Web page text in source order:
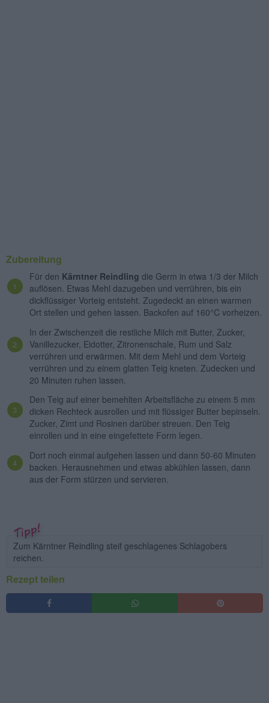
Zubereitung
Für den Kärntner Reindling die Germ in etwa 1/3 der Milch
auflösen. Etwas Mehl dazugeben und verrühren, bis ein
dickflüssiger Vorteig entsteht. Zugedeckt an einen warmen
Ort stellen und gehen lassen. Backofen auf 160°C vorheizen.
In der Zwischenzeit die restliche Milch mit Butter, Zucker,
Vanillezucker, Eidotter, Zitronenschale, Rum und Salz
verrühren und erwärmen. Mit dem Mehl und dem Vorteig
verrühren und zu einem glatten Teig kneten. Zudecken und
20 Minuten ruhen lassen.
Den Teig auf einer bemehlten Arbeitsfläche zu einem 5 mm
dicken Rechteck ausrollen und mit flüssiger Butter bepinseln.
Zucker, Zimt und Rosinen darüber streuen. Den Teig
einrollen und in eine eingefettete Form legen.
Dort noch einmal aufgehen lassen und dann 50-60 Minuten
backen. Herausnehmen und etwas abkühlen lassen, dann
aus der Form stürzen und servieren.
Zum Kärntner Reindling steif geschlagenes Schlagobers
reichen.
Rezept teilen